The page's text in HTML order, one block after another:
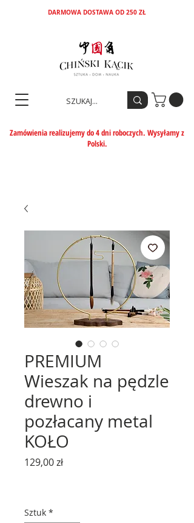
DARMOWA DOSTAWA OD 250 ZŁ
Zamówienia realizujemy do 4 dni roboczych. Wysyłamy z
Polski.
PREMIUM
Wieszak na pędzle
drewno i
pozłacany metal
KOŁO
129,00 złCena
Sztuk *